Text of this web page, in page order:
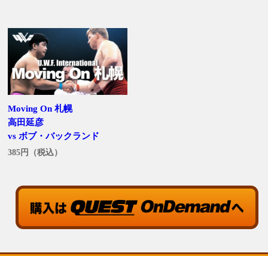
Moving On 札幌
高田延彦
vs ボブ・バックランド
385円（税込）